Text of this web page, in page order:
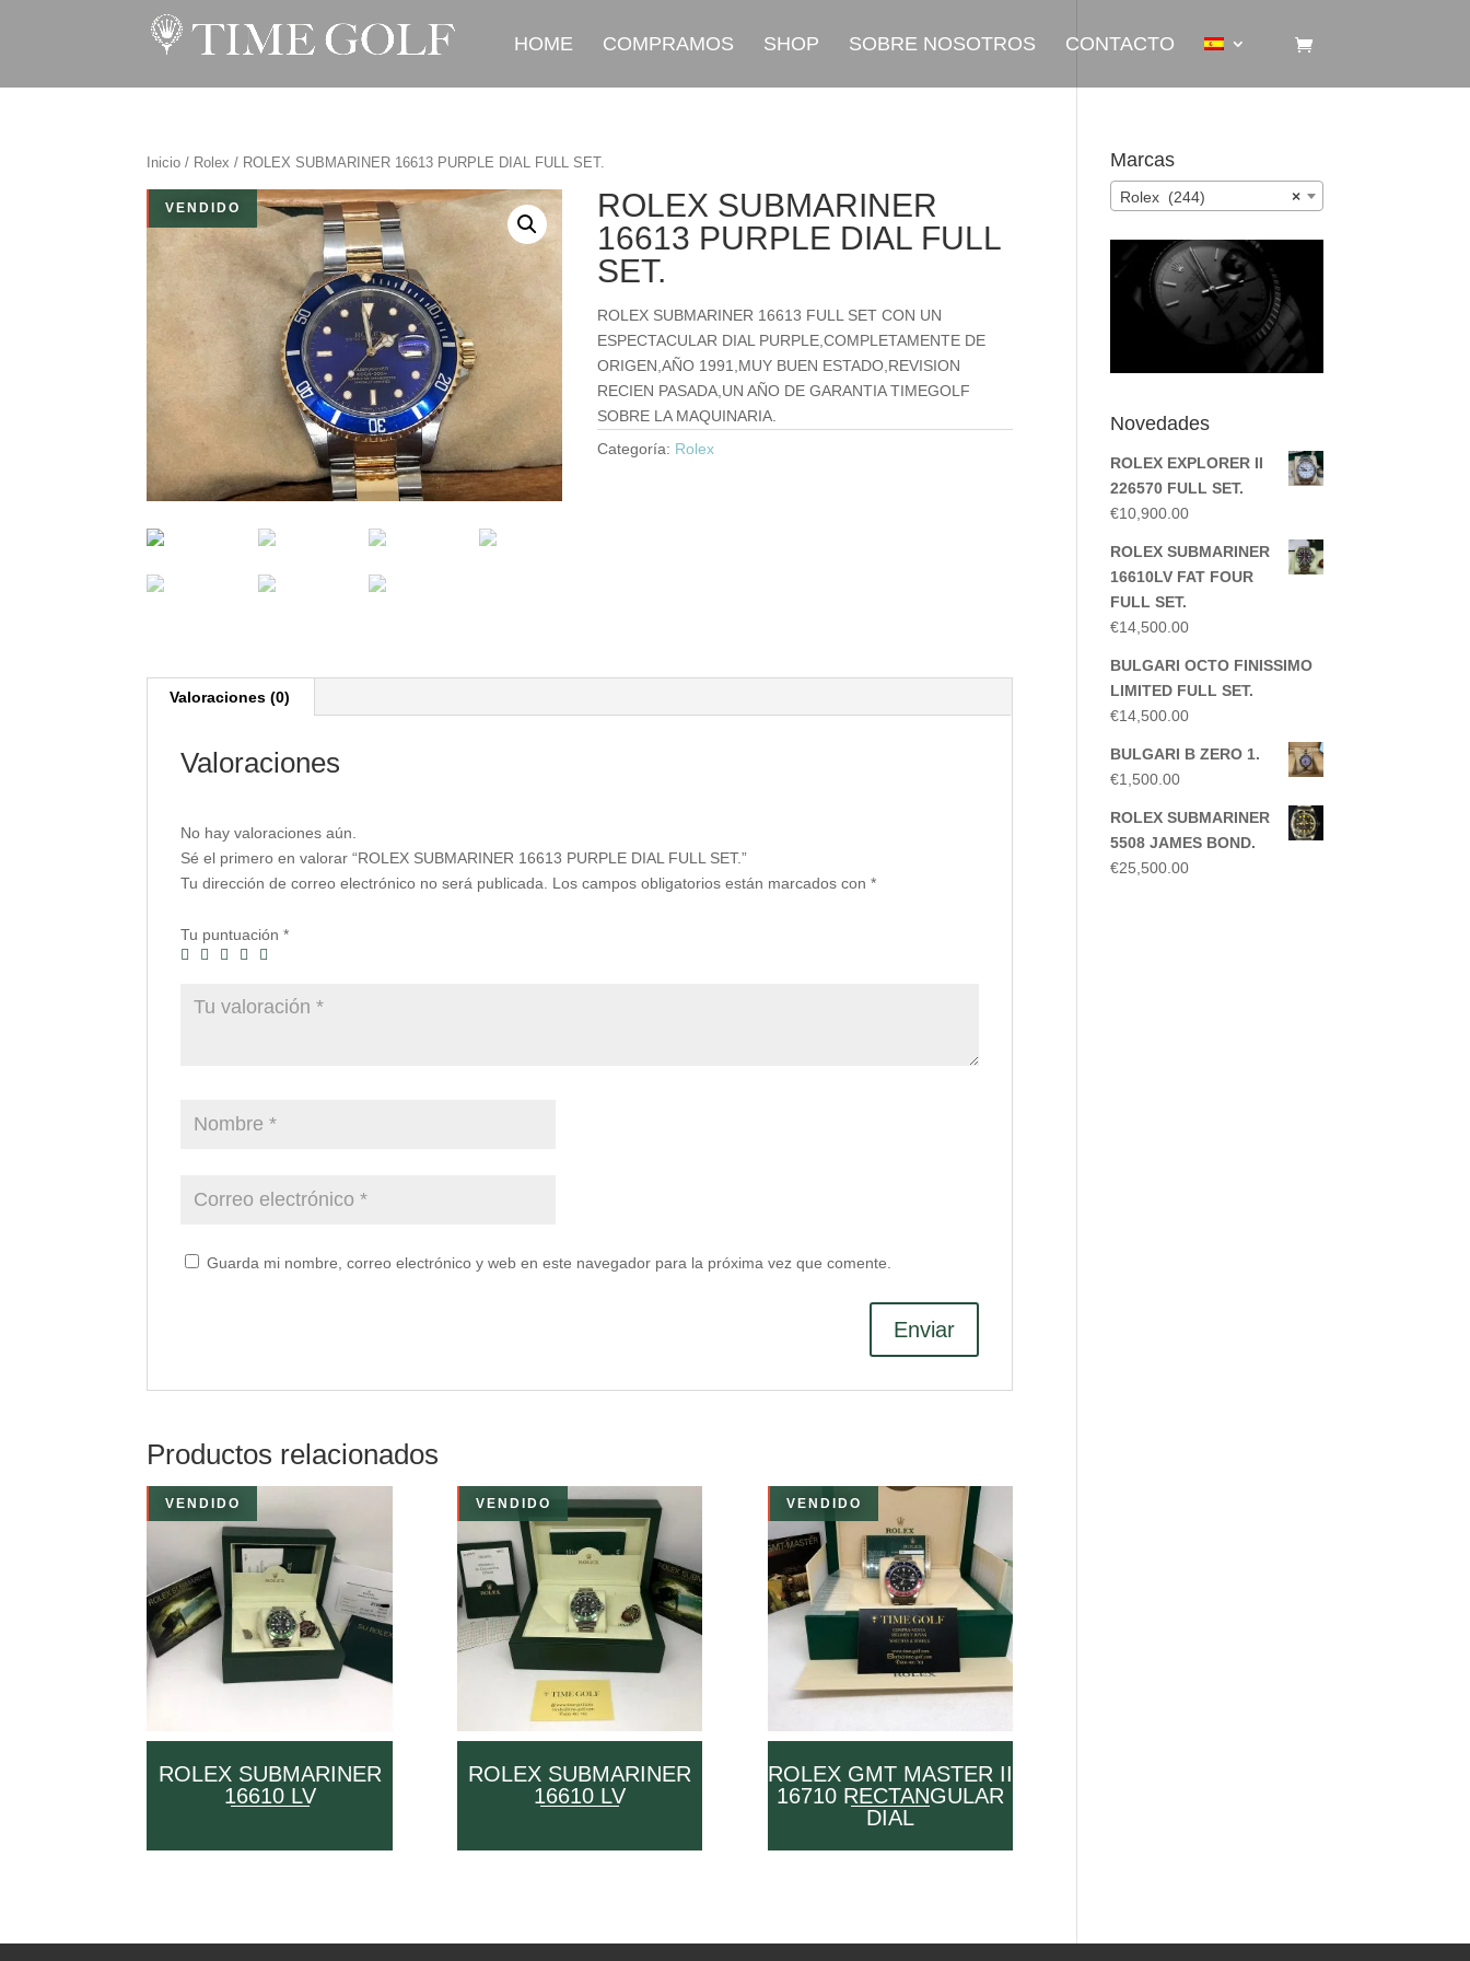
HOME COMPRAMOS SHOP SOBRE NOSOTROS CONTACTO
Inicio / Rolex / ROLEX SUBMARINER 16613 PURPLE DIAL FULL SET.
VENDIDO
ROLEX SUBMARINER
16613 PURPLE DIAL FULL
SET.
ROLEX SUBMARINER 16613 FULL SET CON UN
ESPECTACULAR DIAL PURPLE,COMPLETAMENTE DE
ORIGEN,AÑO 1991,MUY BUEN ESTADO,REVISION
RECIEN PASADA,UN AÑO DE GARANTIA TIMEGOLF
SOBRE LA MAQUINARIA.
Categoría: Rolex
Valoraciones (0)
Valoraciones
No hay valoraciones aún.
Sé el primero en valorar “ROLEX SUBMARINER 16613 PURPLE DIAL FULL SET.”
Tu dirección de correo electrónico no será publicada.
Los campos obligatorios están marcados con*
Tu puntuación*
Guarda mi nombre, correo electrónico y web en este navegador para la próxima vez que comente.
Productos relacionados
VENDIDO
ROLEX SUBMARINER
16610 LV
VENDIDO
ROLEX SUBMARINER
16610 LV
VENDIDO
ROLEX GMT MASTER II
16710 RECTANGULAR
DIAL
Marcas
×
Rolex (244)
Novedades
ROLEX EXPLORER II
226570 FULL SET.
€10,900.00
ROLEX SUBMARINER
16610LV FAT FOUR
FULL SET.
€14,500.00
BULGARI OCTO FINISSIMO
LIMITED FULL SET.
€14,500.00
BULGARI B ZERO 1.
€1,500.00
ROLEX SUBMARINER
5508 JAMES BOND.
€25,500.00